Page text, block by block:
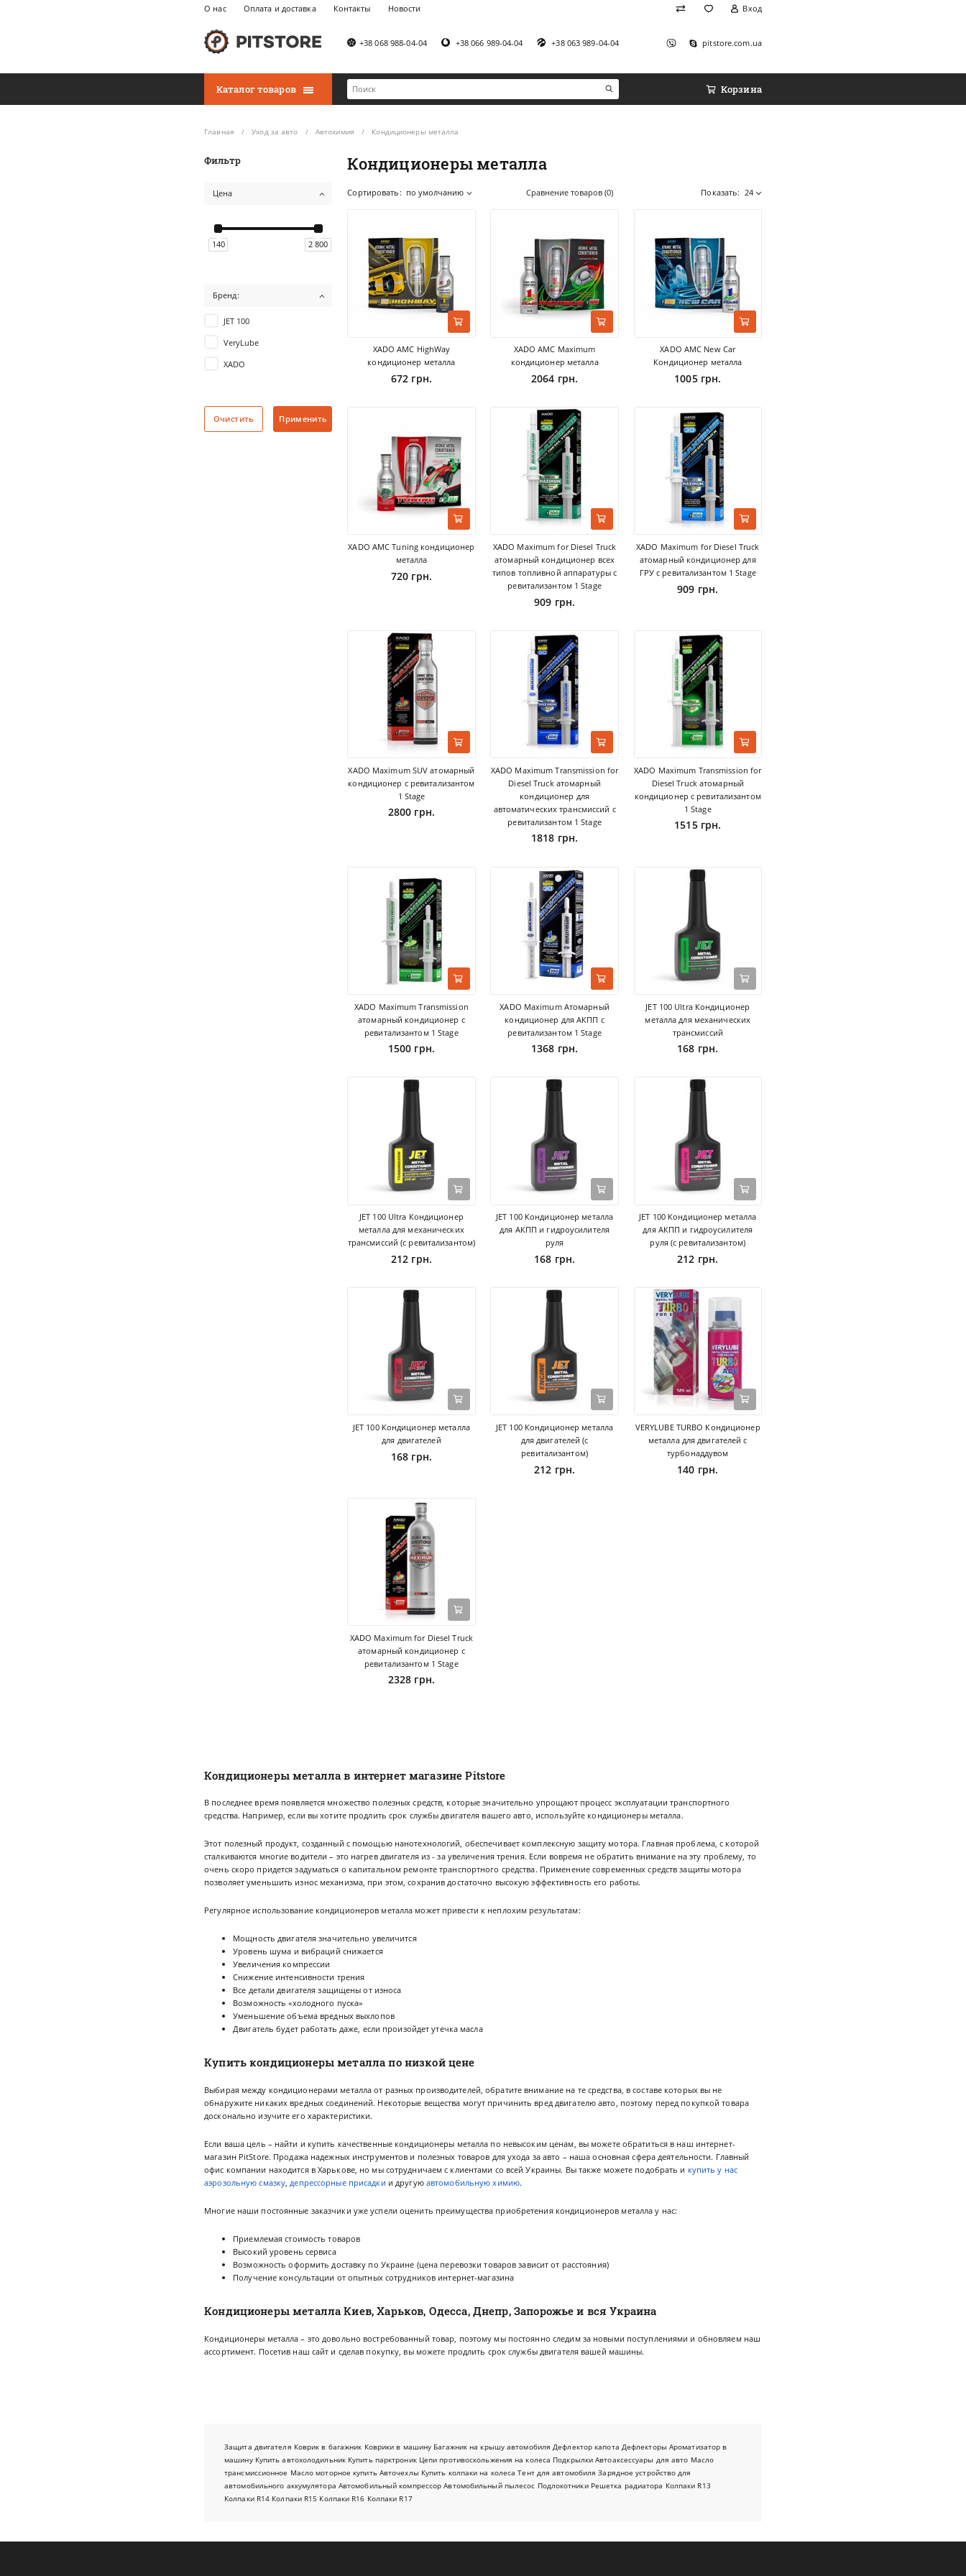
О нас Оплата и доставка Контакты Новости Вход
+38 068 988-04-04 +38 066 989-04-04 +38 063 989-04-04 pitstore.com.ua
Каталог товаров Корзина
Главная Уход за авто Автохимия Кондиционеры металла
Фильтр
Цена
140 2 800
Бренд:
JET 100
VeryLube
XADO
Очистить Применить
Кондиционеры металла
Сортировать: по умолчанию Сравнение товаров (0) Показать: 24
XADO AMC HighWay
кондиционер металла
672 грн.
XADO AMC Maximum
кондиционер металла
2064 грн.
XADO AMC New Car
Кондиционер металла
1005 грн.
XADO AMC Tuning кондиционер
металла
720 грн.
XADO Maximum for Diesel Truck
атомарный кондиционер всех
типов топливной аппаратуры с
ревитализантом 1 Stage
909 грн.
XADO Maximum for Diesel Truck
атомарный кондиционер для
ГРУ с ревитализантом 1 Stage
909 грн.
XADO Maximum SUV атомарный
кондиционер с ревитализантом
1 Stage
2800 грн.
XADO Maximum Transmission for
Diesel Truck атомарный
кондиционер для
автоматических трансмиссий с
ревитализантом 1 Stage
1818 грн.
XADO Maximum Transmission for
Diesel Truck атомарный
кондиционер с ревитализантом
1 Stage
1515 грн.
XADO Maximum Transmission
атомарный кондиционер с
ревитализантом 1 Stage
1500 грн.
XADO Maximum Атомарный
кондиционер для АКПП с
ревитализантом 1 Stage
1368 грн.
JET 100 Ultra Кондиционер
металла для механических
трансмиссий
168 грн.
JET 100 Ultra Кондиционер
металла для механических
трансмиссий (с ревитализантом)
212 грн.
JET 100 Кондиционер металла
для АКПП и гидроусилителя
руля
168 грн.
JET 100 Кондиционер металла
для АКПП и гидроусилителя
руля (с ревитализантом)
212 грн.
JET 100 Кондиционер металла
для двигателей
168 грн.
JET 100 Кондиционер металла
для двигателей (с
ревитализантом)
212 грн.
VERYLUBE TURBO Кондиционер
металла для двигателей с
турбонаддувом
140 грн.
XADO Maximum for Diesel Truck
атомарный кондиционер с
ревитализантом 1 Stage
2328 грн.
Кондиционеры металла в интернет магазине Pitstore
В последнее время появляется множество полезных средств, которые значительно упрощают процесс эксплуатации транспортного
средства. Например, если вы хотите продлить срок службы двигателя вашего авто, используйте кондиционеры металла.
Этот полезный продукт, созданный с помощью нанотехнологий, обеспечивает комплексную защиту мотора. Главная проблема, с которой
сталкиваются многие водители – это нагрев двигателя из - за увеличения трения. Если вовремя не обратить внимание на эту проблему, то
очень скоро придется задуматься о капитальном ремонте транспортного средства. Применение современных средств защиты мотора
позволяет уменьшить износ механизма, при этом, сохранив достаточно высокую эффективность его работы.
Регулярное использование кондиционеров металла может привести к неплохим результатам:
Мощность двигателя значительно увеличится
Уровень шума и вибраций снижается
Увеличения компрессии
Снижение интенсивности трения
Все детали двигателя защищены от износа
Возможность «холодного пуска»
Уменьшение объема вредных выхлопов
Двигатель будет работать даже, если произойдет утечка масла
Купить кондиционеры металла по низкой цене
Выбирая между кондиционерами металла от разных производителей, обратите внимание на те средства, в составе которых вы не
обнаружите никаких вредных соединений. Некоторые вещества могут причинить вред двигателю авто, поэтому перед покупкой товара
досконально изучите его характеристики.
Если ваша цель – найти и купить качественные кондиционеры металла по невысоким ценам, вы можете обратиться в наш интернет-
магазин PitStore. Продажа надежных инструментов и полезных товаров для ухода за авто – наша основная сфера деятельности. Главный
офис компании находится в Харькове, но мы сотрудничаем с клиентами со всей Украины. Вы также можете подобрать и купить у нас
аэрозольную смазку,депрессорные присадки и другую автомобильную химию.
Многие наши постоянные заказчики уже успели оценить преимущества приобретения кондиционеров металла у нас:
Приемлемая стоимость товаров
Высокий уровень сервиса
Возможность оформить доставку по Украине (цена перевозки товаров зависит от расстояния)
Получение консультации от опытных сотрудников интернет-магазина
Кондиционеры металла Киев, Харьков, Одесса, Днепр, Запорожье и вся Украина
Кондиционеры металла – это довольно востребованный товар, поэтому мы постоянно следим за новыми поступлениями и обновляем наш
ассортимент. Посетив наш сайт и сделав покупку, вы можете продлить срок службы двигателя вашей машины.
Защита двигателя Коврик в багажник Коврики в машину Багажник на крышу автомобиля Дефлектор капота Дефлекторы Ароматизатор в
машину Купить автохолодильник Купить парктроник Цепи противоскольжения на колеса Подкрылки Автоаксессуары для авто Масло
трансмиссионное Масло моторное купить Авточехлы Купить колпаки на колеса Тент для автомобиля Зарядное устройство для
автомобильного аккумулятора Автомобильный компрессор Автомобильный пылесос Подлокотники Решетка радиатора Колпаки R13
Колпаки R14 Колпаки R15 Колпаки R16 Колпаки R17